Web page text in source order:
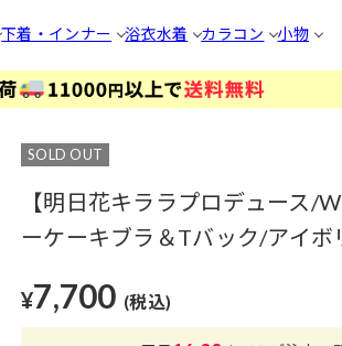
下着・インナー 浴衣水着 カラコン 小物
SOLD OUT
【明日花キララプロデュース/
ーケーキブラ＆Tバック/アイボ
¥7,700 (税込)